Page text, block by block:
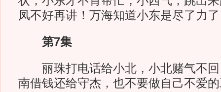
凤不好再讲！万海知道小东是尽了力
第7集
丽珠打电话给小北，小北赌气不回
南借钱还给守杰，也不要做自己不爱